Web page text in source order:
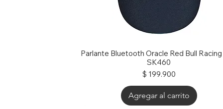
Parlante Bluetooth Oracle Red Bull
SK460
Precio
$ 199.900
Agregar al carrito